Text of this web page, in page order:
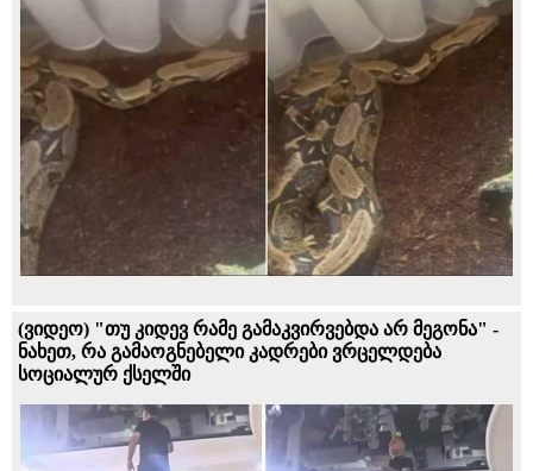
(ვიდეო) "თუ კიდევ რამე გამაკვირვებდა არ მეგონა" -
ნახეთ, რა გამაოგნებელი კადრები ვრცელდება
სოციალურ ქსელში